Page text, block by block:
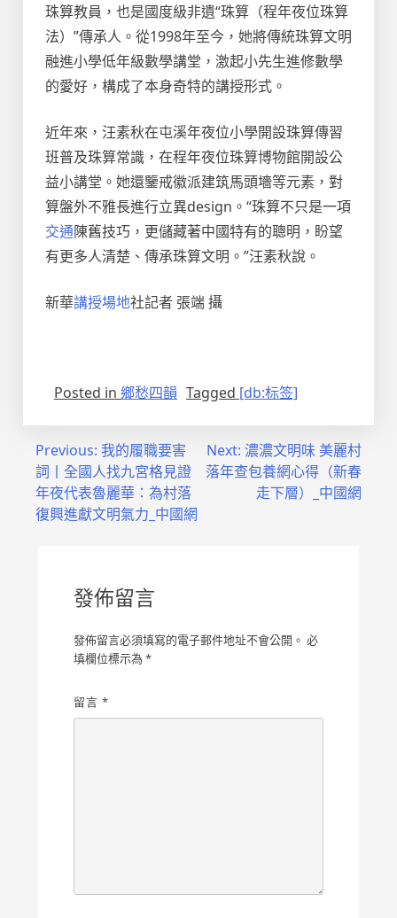
珠算教員，也是國度級非遺“珠算（程年夜位珠算
法）”傳承人。從1998年至今，她將傳統珠算文明
融進小學低年級數學講堂，激起小先生進修數學
的愛好，構成了本身奇特的講授形式。
近年來，汪素秋在屯溪年夜位小學開設珠算傳習
班普及珠算常識，在程年夜位珠算博物館開設公
益小講堂。她還鑒戒徽派建筑馬頭墻等元素，對
算盤外不雅長進行立異design。“珠算不只是一項
交通陳舊技巧，更儲藏著中國特有的聰明，盼望
有更多人清楚、傳承珠算文明。”汪素秋說。
新華講授場地社記者 張端 攝
Posted in 鄉愁四韻 Tagged [db:标签]
Previous: 我的履職要害
詞丨全國人找九宮格見證
年夜代表魯麗華：為村落
復興進獻文明氣力_中國網
Next: 濃濃文明味 美麗村
落年查包養網心得（新春
走下層）_中國網
發佈留言
發佈留言必須填寫的電子郵件地址不會公開。 必
填欄位標示為 *
留言 *